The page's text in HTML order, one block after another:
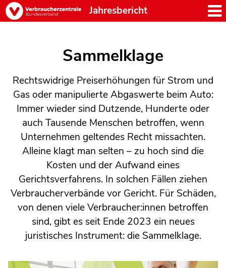
Jahresbericht
Sammelklage
Rechtswidrige Preiserhöhungen für Strom und
Gas oder manipulierte Abgaswerte beim Auto:
Immer wieder sind Dutzende, Hunderte oder
auch Tausende Menschen betroffen, wenn
Unternehmen geltendes Recht missachten.
Alleine klagt man selten – zu hoch sind die
Kosten und der Aufwand eines
Gerichtsverfahrens. In solchen Fällen ziehen
Verbraucherverbände vor Gericht. Für Schäden,
von denen viele Verbraucher:innen betroffen
sind, gibt es seit Ende 2023 ein neues
juristisches Instrument: die Sammelklage.